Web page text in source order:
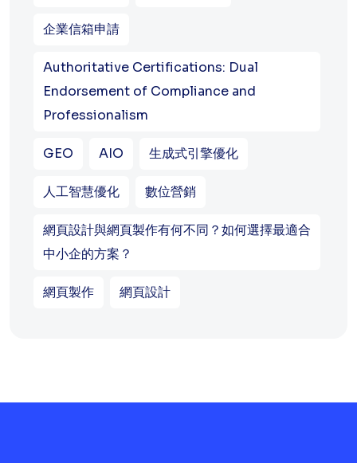
企業信箱申請
Authoritative Certifications: Dual
Endorsement of Compliance and
Professionalism
GEO AIO 生成式引擎優化
人工智慧優化 數位營銷
網頁設計與網頁製作有何不同？如何選擇最適合
中小企的方案？
網頁製作 網頁設計